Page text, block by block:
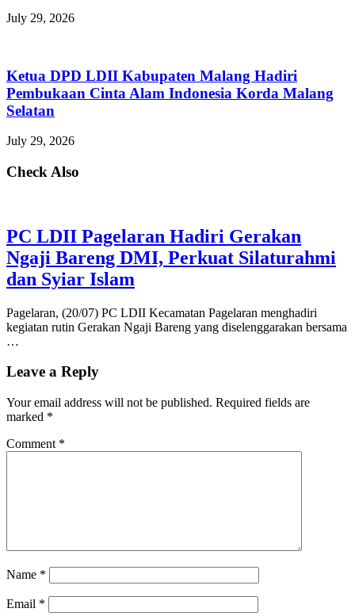
July 29, 2026
Ketua DPD LDII Kabupaten Malang Hadiri
Pembukaan Cinta Alam Indonesia Korda Malang
Selatan
July 29, 2026
Check Also
PC LDII Pagelaran Hadiri Gerakan
Ngaji Bareng DMI, Perkuat Silaturahmi
dan Syiar Islam
Pagelaran, (20/07) PC LDII Kecamatan Pagelaran menghadiri
kegiatan rutin Gerakan Ngaji Bareng yang diselenggarakan bersama
…
Leave a Reply
Your email address will not be published. Required fields are
marked *
Comment *
Name *
Email *